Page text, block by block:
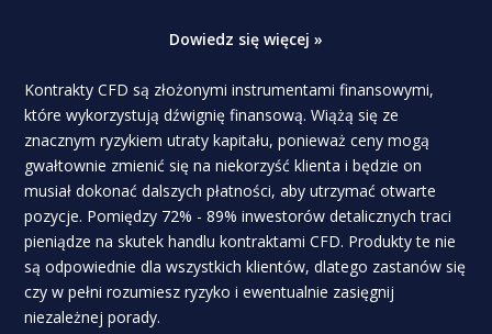
Dowiedz się więcej »
Kontrakty CFD są złożonymi instrumentami finansowymi,
które wykorzystują dźwignię finansową. Wiążą się ze
znacznym ryzykiem utraty kapitału, ponieważ ceny mogą
gwałtownie zmienić się na niekorzyść klienta i będzie on
musiał dokonać dalszych płatności, aby utrzymać otwarte
pozycje. Pomiędzy 72% - 89% inwestorów detalicznych traci
pieniądze na skutek handlu kontraktami CFD. Produkty te nie
są odpowiednie dla wszystkich klientów, dlatego zastanów się
czy w pełni rozumiesz ryzyko i ewentualnie zasięgnij
niezależnej porady.